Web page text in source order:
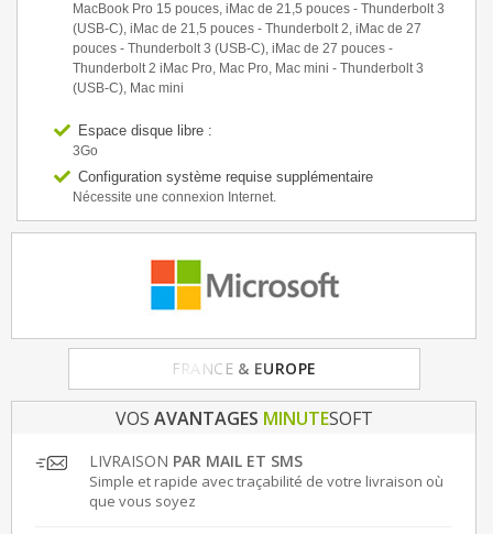
MacBook Pro 15 pouces, iMac de 21,5 pouces - Thunderbolt 3
(USB-C), iMac de 21,5 pouces - Thunderbolt 2, iMac de 27
pouces - Thunderbolt 3 (USB-C), iMac de 27 pouces -
Thunderbolt 2 iMac Pro, Mac Pro, Mac mini - Thunderbolt 3
(USB‑C), Mac mini
Espace disque libre :
3Go
Configuration système requise supplémentaire
Nécessite une connexion Internet.
FRANCE & EUROPE
VOS AVANTAGES MINUTESOFT
LIVRAISON PAR MAIL ET SMS
Simple et rapide avec traçabilité de votre livraison où
que vous soyez